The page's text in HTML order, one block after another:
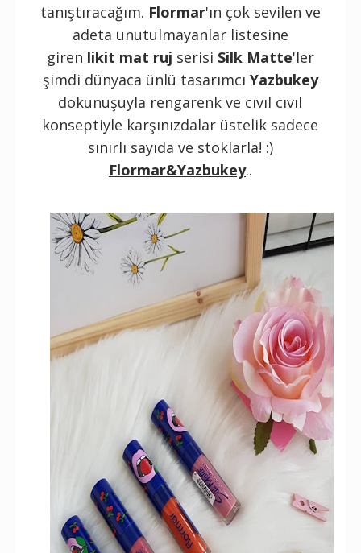
tanıştıracağım. Flormar'ın çok sevilen ve
adeta unutulmayanlar listesine
giren likit mat ruj serisi Silk Matte'ler
şimdi dünyaca ünlü tasarımcı Yazbukey
dokunuşuyla rengarenk ve cıvıl cıvıl
konseptiyle karşınızdalar üstelik sadece
sınırlı sayıda ve stoklarla! :)
Flormar&Yazbukey..